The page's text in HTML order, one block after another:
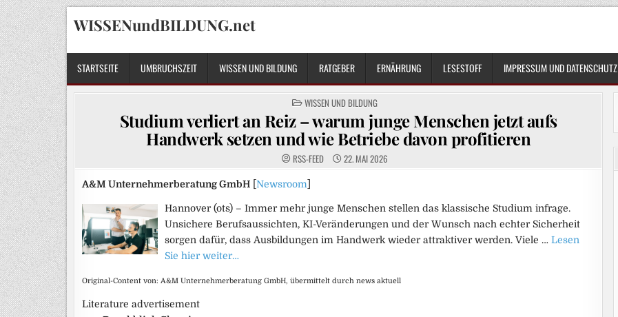
Skip
to
content
WISSENundBILDUNG.net
STARTSEITE UMBRUCHSZEIT WISSEN UND BILDUNG RATGEBER ERNÄHRUNG LESESTOFF IMPRESSUM UND DATENSCHUTZ
POSTED
IN
WISSEN UND BILDUNG
Studium verliert an Reiz – warum junge Menschen jetzt aufs
Handwerk setzen und wie Betriebe davon profitieren
RSS-FEED 22. MAI 2026
A&M Unternehmerberatung GmbH Newsroom
Hannover (ots) – Immer mehr junge Menschen stellen das klassische Studium infrage.
Unsichere Berufsaussichten, KI-Veränderungen und der Wunsch nach echter Sicherheit
sorgen dafür, dass Ausbildungen im Handwerk wieder attraktiver werden. Viele … Lesen
Sie hier weiter…
Original-Content von: A&M Unternehmerberatung GmbH, übermittelt durch news aktuell
Literature advertisement